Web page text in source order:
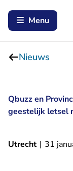
Menu
Nieuws
Qbuzz en
geestelijk letsel
Utrecht | 31